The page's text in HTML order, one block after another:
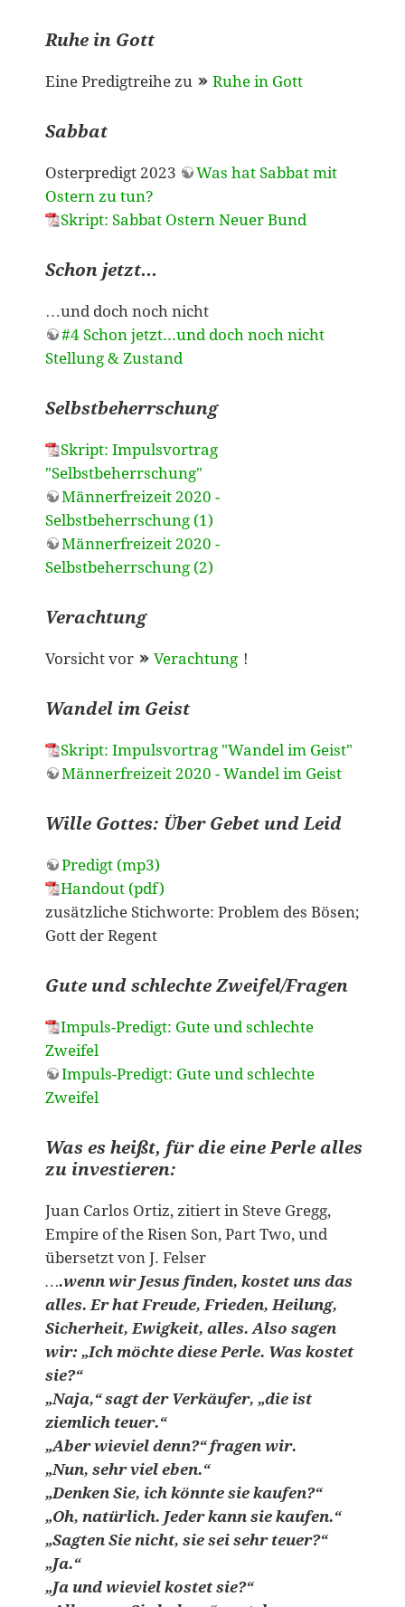
Ruhe in Gott
Eine Predigtreihe zu Ruhe in Gott
Sabbat
Osterpredigt 2023
Was hat Sabbat mit
Ostern zu tun?
Skript: Sabbat Ostern Neuer Bund
Schon jetzt...
…und doch noch nicht
#4 Schon jetzt...und doch noch nicht
Stellung & Zustand
Selbstbeherrschung
Skript: Impulsvortrag
"Selbstbeherrschung"
Männerfreizeit 2020 -
Selbstbeherrschung (1)
Männerfreizeit 2020 -
Selbstbeherrschung (2)
Verachtung
Vorsicht vor Verachtung !
Wandel im Geist
Skript: Impulsvortrag "Wandel im Geist"
Männerfreizeit 2020 - Wandel im Geist
Wille Gottes: Über Gebet und Leid
Predigt (mp3)
Handout (pdf)
zusätzliche Stichworte: Problem des Bösen;
Gott der Regent
Gute und schlechte Zweifel/Fragen
Impuls-Predigt: Gute und schlechte
Zweifel
Impuls-Predigt: Gute und schlechte
Zweifel
Was es heißt, für die eine Perle alles
zu investieren:
Juan Carlos Ortiz, zitiert in Steve Gregg,
Empire of the Risen Son, Part Two, und
übersetzt von J. Felser
….wenn wir Jesus finden, kostet uns das
alles. Er hat Freude, Frieden, Heilung,
Sicherheit, Ewigkeit, alles. Also sagen
wir: „Ich möchte diese Perle. Was kostet
sie?“
„Naja,“ sagt der Verkäufer, „die ist
ziemlich teuer.“
„Aber wieviel denn?“ fragen wir.
„Nun, sehr viel eben.“
„Denken Sie, ich könnte sie kaufen?“
„Oh, natürlich. Jeder kann sie kaufen.“
„Sagten Sie nicht, sie sei sehr teuer?“
„Ja.“
„Ja und wieviel kostet sie?“